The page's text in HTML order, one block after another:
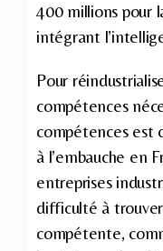
400 millions pour
intégrant
Pour
compétences
compétences est
à l’embauche en
entreprises
difficulté à
compétente,